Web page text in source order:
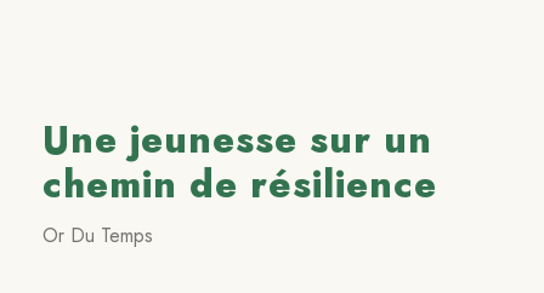
Une jeunesse sur un
chemin de résilience
Or Du Temps